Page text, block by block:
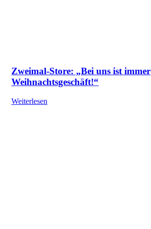
Zweimal-Store: „Bei uns ist immer
Weihnachtsgeschäft!“
Weiterlesen